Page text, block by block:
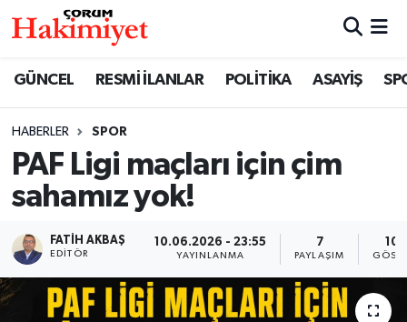
GÜNCEL RESMİ İLANLAR POLİTİKA ASAYİŞ
HABERLER SPOR
PAF Ligi maçları için çim
sahamız yok!
FATIH AKBAŞ
EDITÖR
10.06.2026 - 23:55
YAYINLANMA
7
PAYLAŞIM
SAĞLIK
ASAYİŞ
EKONOMİ
GÜNCEL
Nöbetçi Eczaneler
Çorum Namaz Vakitleri
Trafik Durumu
Süper Lig Puan Durumu ve Fikstür
Tüm Manşetler